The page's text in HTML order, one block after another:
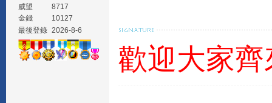
威望
8717
金錢
10127
最後登錄 2026-8-6
歡迎大家